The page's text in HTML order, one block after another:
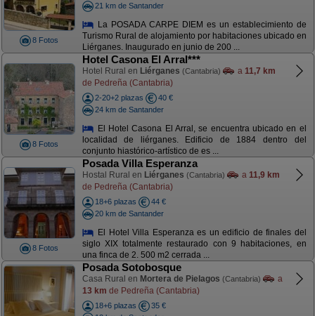
8 Fotos
21 km de Santander
La POSADA CARPE DIEM es un establecimiento de
Turismo Rural de alojamiento por habitaciones ubicado en
Liérganes. Inaugurado en junio de 200 ...
8 Fotos
Hotel Casona El Arral***
Hotel Rural en Liérganes (Cantabria) a 11,7 km
de Pedreña (Cantabria)
2-20+2 plazas
40 €
24 km de Santander
El Hotel Casona El Arral, se encuentra ubicado en el
localidad de liérganes. Edificio de 1884 dentro del
conjunto hiastórico-artístico de es ...
8 Fotos
Posada Villa Esperanza
Hostal Rural en Liérganes (Cantabria) a 11,9 km
de Pedreña (Cantabria)
18+6 plazas
44 €
20 km de Santander
El Hotel Villa Esperanza es un edificio de finales del
siglo XIX totalmente restaurado con 9 habitaciones, en
una finca de 2. 500 m2 cerrada ...
Posada Sotobosque
Casa Rural en Mortera de Pielagos (Cantabria)
a
13 km de Pedreña (Cantabria)
18+6 plazas
35 €